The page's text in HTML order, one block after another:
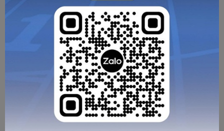
bất ngờ khi bóng vẫn như “zin” sau những trận đấu căng
thẳng, kéo dài.
HƯỚNG DẪN CHỌN SIZE